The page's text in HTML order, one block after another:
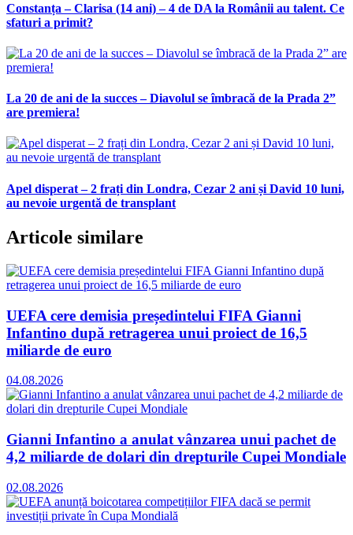
Constanța – Clarisa (14 ani) – 4 de DA la Românii au talent. Ce
sfaturi a primit?
La 20 de ani de la succes – Diavolul se îmbracă de la Prada 2”
are premiera!
Apel disperat – 2 frați din Londra, Cezar 2 ani și David 10 luni,
au nevoie urgentă de transplant
Articole similare
UEFA cere demisia președintelui FIFA Gianni
Infantino după retragerea unui proiect de 16,5
miliarde de euro
04.08.2026
Gianni Infantino a anulat vânzarea unui pachet de
4,2 miliarde de dolari din drepturile Cupei Mondiale
02.08.2026